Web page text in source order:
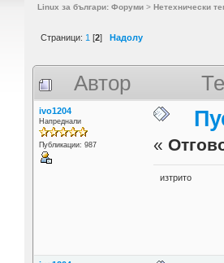
Linux за българи: Форуми> Нетехнически
Страници: 1 [2] Надолу
Автор
ivo1204
Напреднали
Публикации: 987 «
изтрито